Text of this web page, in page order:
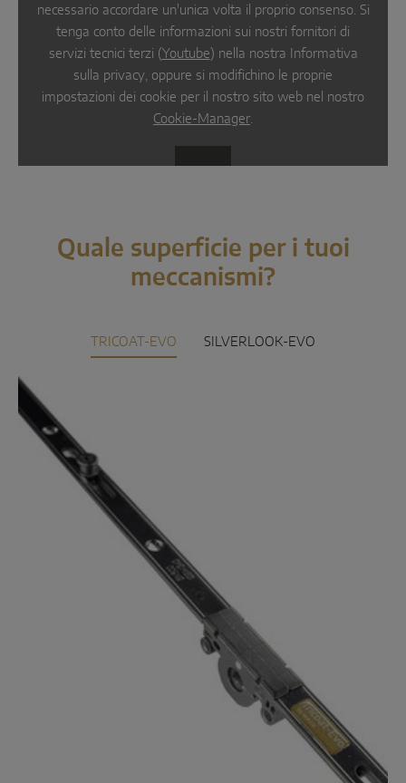
necessario accordare un'unica volta il proprio consenso. Si
tenga conto delle informazioni sui nostri fornitori di
servizi tecnici terzi ( Youtube ) nella nostra Informativa
sulla privacy, oppure si modifichino le proprie
impostazioni dei cookie per il nostro sito web nel nostro
Cookie-Manager
Quale superficie per i tuoi
meccanismi?
TRICOAT-EVO SILVERLOOK-EVO